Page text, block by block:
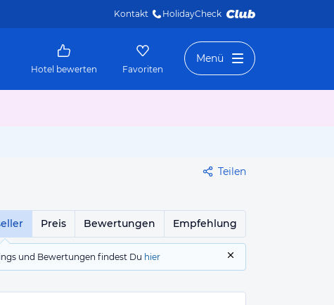
Kontakt HolidayCheck
Hotel bewerten Favoriten
Menü
Teilen
Preis Bewertungen Empfehlung
und Bewertungen findest Du hier